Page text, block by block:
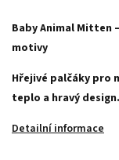
Baby Animal Mitten
motivy
Hřejivé palčáky pro
teplo a hravý design.
Detailní informace